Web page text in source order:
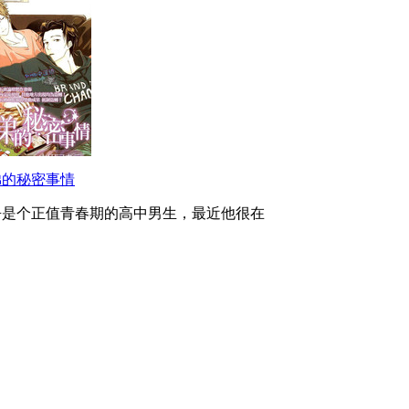
秘密事情
个正值青春期的高中男生，最近他很在